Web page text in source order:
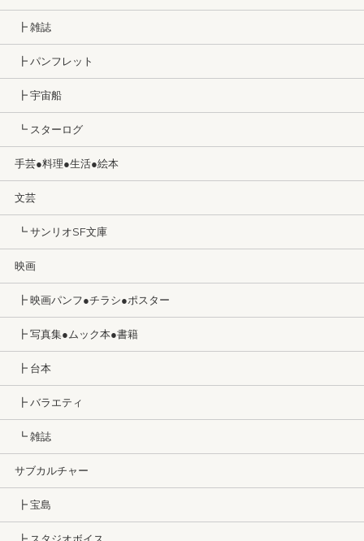
┣ 雑誌
┣ パンフレット
┣ 宇宙船
┗ スターログ
手芸●料理●生活●絵本
文芸
┗ サンリオSF文庫
映画
┣ 映画パンフ●チラシ●ポスター
┣ 写真集●ムック本●書籍
┣ 台本
┣ バラエティ
┗ 雑誌
サブカルチャー
┣ 宝島